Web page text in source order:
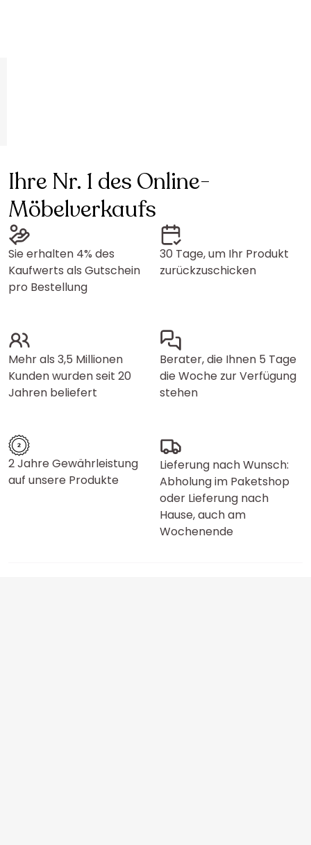
Ihre Nr. 1 des Online-
Möbelverkaufs
Sie erhalten 4% des
Kaufwerts als Gutschein
pro Bestellung
30 Tage, um Ihr Produkt
zurückzuschicken
Mehr als 3,5 Millionen
Kunden wurden seit 20
Jahren beliefert
Berater, die Ihnen 5 Tage
die Woche zur Verfügung
stehen
2 Jahre Gewährleistung
auf unsere Produkte
Lieferung nach Wunsch:
Abholung im Paketshop
oder Lieferung nach
Hause, auch am
Wochenende